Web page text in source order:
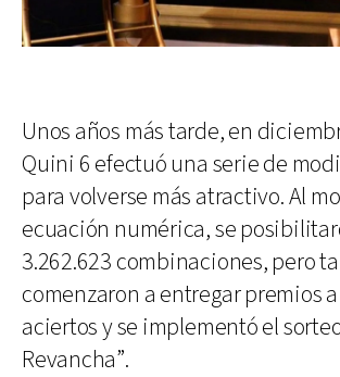
Unos años más tarde, en
Quini 6 efectuó una serie de
para volverse más atractivo. Al
ecuación numérica, se
3.262.623 combinaciones, pero
comenzaron a entregar premios
aciertos y se implementó el
Revancha”.